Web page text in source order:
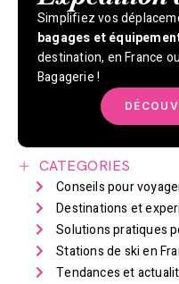
CATEGORIES
Conseils pour
Destinations et
Solutions pratiques
Stations de ski en
Tendances et
Simplifiez vos
bagages et
destination, en France
Bagagerie !